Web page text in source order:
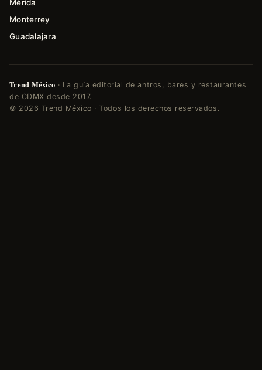
Mérida
Monterrey
Guadalajara
Trend México · La guía editorial de antros, bares y restaurantes
de CDMX desde 2017.
© 2026 Trend México · Todos los derechos reservados.